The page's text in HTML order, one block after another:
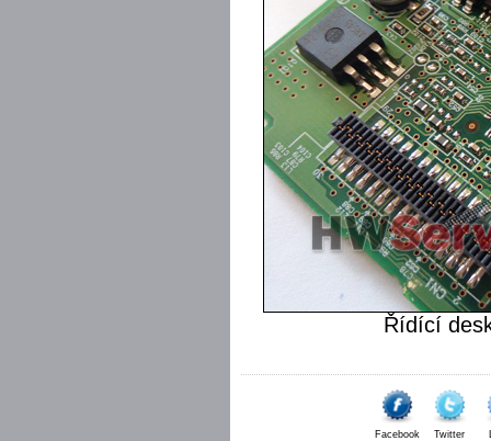
Řídící
Facebook Twitter